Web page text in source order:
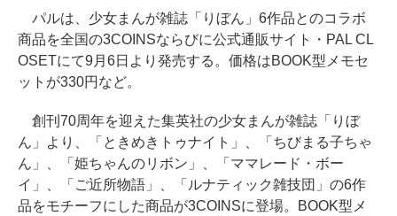
パルは、少女まんが雑誌「りぼん」6作品とのコラボ
商品を全国の3COINSならびに公式通販サイト・PAL CL
OSETにて9月6日より発売する。価格はBOOK型メモセ
ットが330円など。
創刊70周年を迎えた集英社の少女まんが雑誌「りぼ
ん」より、「ときめきトゥナイト」、「ちびまる子ちゃ
ん」、「姫ちゃんのリボン」、「ママレード・ボー
イ」、「ご近所物語」、「ルナティック雑技団」の6作
品をモチーフにした商品が3COINSに登場。BOOK型メ